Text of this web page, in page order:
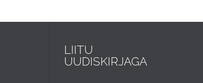
LIITU
UUDISKIRJAGA